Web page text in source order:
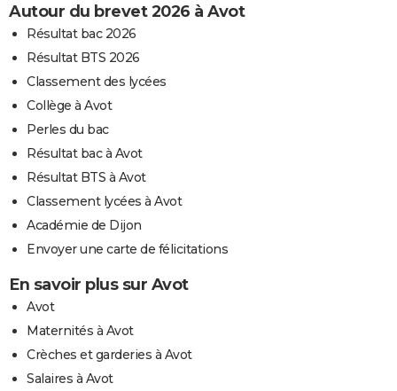
Autour du brevet 2026 à Avot
Résultat bac 2026
Résultat BTS 2026
Classement des lycées
Collège à Avot
Perles du bac
Résultat bac à Avot
Résultat BTS à Avot
Classement lycées à Avot
Académie de Dijon
Envoyer une carte de félicitations
En savoir plus sur Avot
Avot
Maternités à Avot
Crèches et garderies à Avot
Salaires à Avot